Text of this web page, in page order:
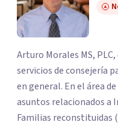
Arturo Morales MS,
servicios de consejería
en general. En el área
asuntos relacionados a
Familias reconstituidas